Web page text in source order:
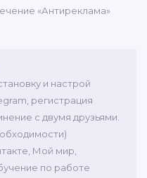
«Антиреклама»
и настрой
регистрация
с двумя друзьями.
Мой мир,
по работе